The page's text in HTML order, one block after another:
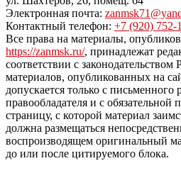
Электронная почта:
Контактный телефон: +7 (920) 752-
Все права на материалы,
https://zanmsk.ru/, принадлежат
соответствии с
материалов, опубликованных на
допускается только с письменного
правообладателя и с обязательной
страницу, с которой материал
должна размещаться
воспроизводящем оригинальный
до или после цитируемого блока.